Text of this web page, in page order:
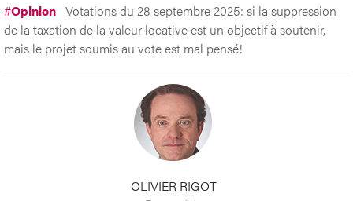
#Opinion Votations du 28 septembre 2025: si la suppression
de la taxation de la valeur locative est un objectif à soutenir,
mais le projet soumis au vote est mal pensé!
OLIVIER RIGOT